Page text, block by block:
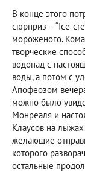
В конце этого
сюрприз – “Ice-
мороженого.
творческие
водопад с
воды, а потом с
Апофеозом
можно было
Монреаля и
Клаусов на
желающие
которого
остальные